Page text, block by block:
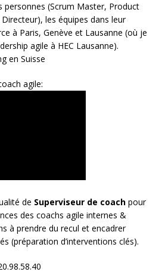
personnes (Scrum Master, Product
Directeur), les équipes dans leur
à Paris, Genève et Lausanne (où je
agile à HEC Lausanne).
en Suisse
agile:
de Superviseur de coach pour
des coachs agile internes &
à prendre du recul et encadrer
(préparation d’interventions clés).